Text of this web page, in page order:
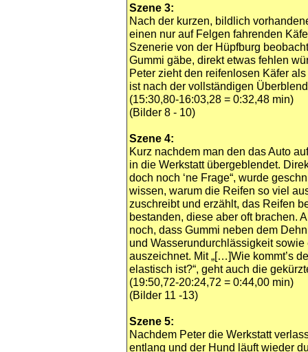
Szene 3:
Nach der kurzen, bildlich
einen nur auf Felgen fahrenden
Szenerie von der Hüpfburg
Gummi gäbe, direkt etwas fehlen
Peter zieht den reifenlosen Käfer
ist nach der vollständigen
(15:30,80-16:03,28 = 0:32,48 min)
(Bilder 8 - 10)
Szene 4:
Kurz nachdem man den das Auto
in die Werkstatt übergeblendet.
doch noch ‘ne Frage“, wurde
wissen, warum die Reifen so viel
zuschreibt und erzählt, das Reifen
bestanden, diese aber oft brachen.
noch, dass Gummi neben dem
und Wasserundurchlässigkeit
auszeichnet. Mit „[…]Wie kommt’s
elastisch ist?“, geht auch die
(19:50,72-20:24,72 = 0:44,00 min)
(Bilder 11 -13)
Szene 5:
Nachdem Peter die Werkstatt
entlang und der Hund läuft wieder